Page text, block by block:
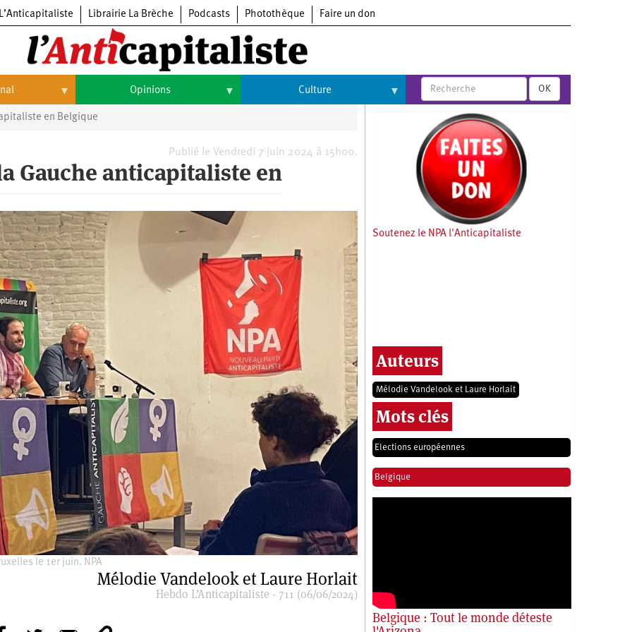
L’Anticapitaliste Librairie La Brèche Podcasts Photothèque Faire un don
Opinions
Opinions
Culture
Arts
Cinéma
Expositions
Livres
Musique
OK
en Belgique
Publié le Vendredi 7 juin 2024 à 15h00.
Gauche anticapitaliste en
le 1er juin. NPA
Mélodie Vandelook et Laure Horlait
Hebdo L’Anticapitaliste - 711 (06/06/2024)
Soutenez le NPA l'Anticapitaliste
Auteurs
Mélodie Vandelook et Laure Horlait
Mots clés
Elections européennes
Belgique
Belgique : Tout le monde déteste